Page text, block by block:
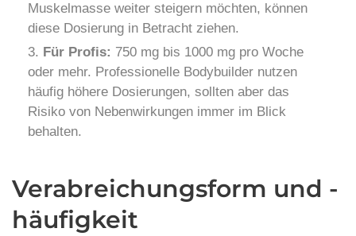
Muskelmasse weiter steigern möchten, können
diese Dosierung in Betracht ziehen.
Für Profis: 750 mg bis 1000 mg pro Woche
oder mehr. Professionelle Bodybuilder nutzen
häufig höhere Dosierungen, sollten aber das
Risiko von Nebenwirkungen immer im Blick
behalten.
Verabreichungsform und -
häufigkeit